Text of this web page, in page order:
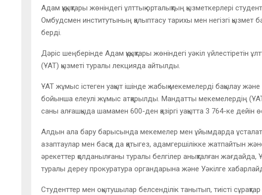
Адам құқықтары жөніндегі ұлттық орталықтың қызметкерлері
Омбудсмен институтының қалыптасу тарихы мен негізгі қызмет
берді.
Дәріс шеңберінде Адам құқықтары жөніндегі уәкіл үйлестіретін
(ҰАТ) қызметі туралы лекцияда айтылды.
ҰАТ жұмыс істеген уақыт ішінде жабық мекемелерді бақылау
бойынша елеулі жұмыс атқарылды. Мандатты мекемелердің
саны алғашқыда шамамен 600-ден қазіргі уақытта 3 764-ке дейін
Алдын ала бару барысында мекемелер мен ұйымдарда
азаптаулар мен басқа да қатыгез, адамгершілікке жатпайтын
әрекеттер қолданылғаны туралы белгілер анықталған
туралы дереу прокуратура органдарына және Уәкілге
Студенттер мен оқытушылар белсенділік танытып, тиісті